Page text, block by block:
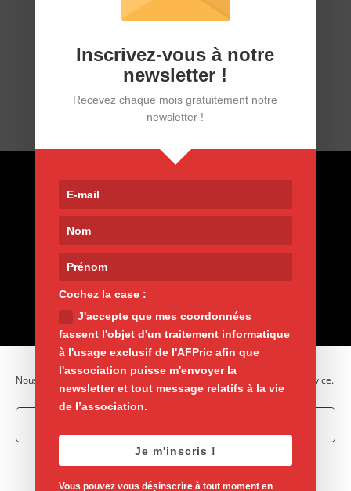
Nous utilisons des cookies pour optimiser notre site web et notre service.
Refuser
Le cumul entre pension d’invalidité et
salaire
Contact
9, rue de Nemours 75011 Paris
01 400 30 200
afpric@afpric.org
www.polyarthrite.org
Mentions légales
Vie privée
Politique de cookies
Inscrivez-vous à notre
newsletter !
Recevez chaque mois gratuitement notre
newsletter !
Cochez la case :
J'accepte que mes coordonnées
fassent l'objet d'un traitement informatique
à l'usage exclusif de l'AFPric afin que
l'association puisse m'envoyer la
newsletter et tout message relatifs à la vie
de l’association.
Je m'inscris !
Vous pouvez vous désinscrire à tout moment en